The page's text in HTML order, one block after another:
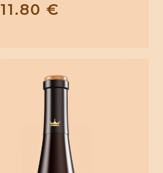
11.80 €